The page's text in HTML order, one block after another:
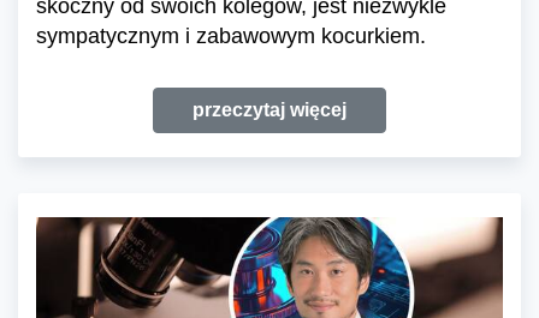
skoczny od swoich kolegów, jest niezwykle
sympatycznym i zabawowym kocurkiem.
przeczytaj więcej